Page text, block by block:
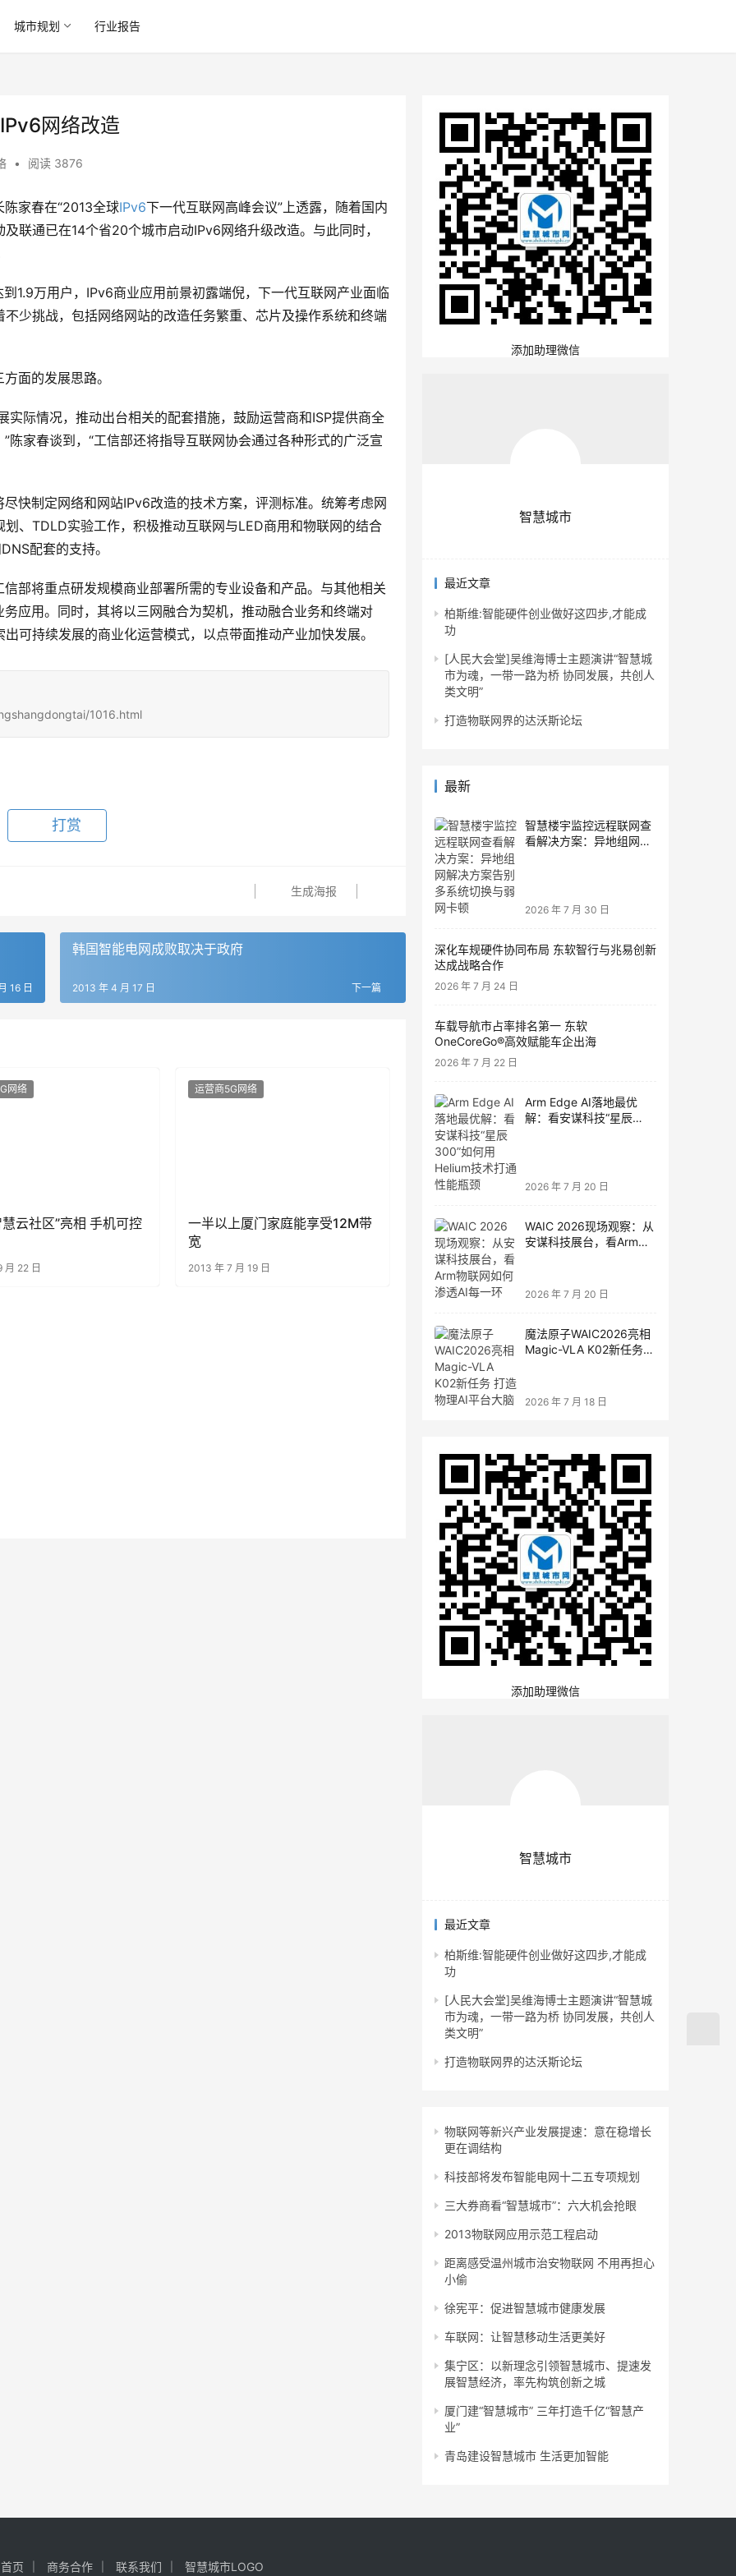
城市规划 行业报告
网络改造
• 阅读 3876
家春在“2013全球IPv6下一代互联网高峰会议”上透露，随着国内
及联通已在14个省20个城市启动IPv6网络升级改造。与此同时，
1.9万用户，IPv6商业应用前景初露端倪，下一代互联网产业面临
少挑战，包括网络网站的改造任务繁重、芯片及操作系统和终端
面的发展思路。
实际情况，推动出台相关的配套措施，鼓励运营商和ISP提供商全
陈家春谈到，“工信部还将指导互联网协会通过各种形式的广泛宣
快制定网络和网站IPv6改造的技术方案，评测标准。统筹考虑网
、TDLD实验工作，积极推动互联网与LED商用和物联网的结合
配套的支持。
部将重点研发规模商业部署所需的专业设备和产品。与其他相关
应用。同时，其将以三网融合为契机，推动融合业务和终端对
可持续发展的商业化运营模式，以点带面推动产业加快发展。
1016.html
打赏
生成海报
16 日
韩国智能电网成败取决于政府
下一篇
2013 年 4 月 17 日
网络
慧云社区”亮相 手机可控
月 22 日
运营商5G网络
一半以上厦门家庭能享受12M带
宽
2013 年 7 月 19 日
添加助理微信
智慧城市
最近文章
柏斯维:智能硬件创业做好这四步,才能成
功
[人民大会堂]吴维海博士主题演讲“智慧城
市为魂，一带一路为桥 协同发展，共创人
类文明”
打造物联网界的达沃斯论坛
最新
智慧楼宇监控远程联网查
看解决方案：异地组网解
2026 年 7 月 30 日
深化车规硬件协同布局 东软智行与兆易创新
达成战略合作
2026 年 7 月 24 日
车载导航市占率排名第一 东软
OneCoreGo®高效赋能车企出海
2026 年 7 月 22 日
Arm Edge AI落地最优
解：看安谋科技“星辰
2026 年 7 月 20 日
WAIC 2026现场观察：从
安谋科技展台，看Arm物
2026 年 7 月 20 日
魔法原子WAIC2026亮相
Magic-VLA K02新任务
2026 年 7 月 18 日
添加助理微信
智慧城市
最近文章
柏斯维:智能硬件创业做好这四步,才能成
功
[人民大会堂]吴维海博士主题演讲“智慧城
市为魂，一带一路为桥 协同发展，共创人
类文明”
打造物联网界的达沃斯论坛
物联网等新兴产业发展提速：意在稳增长
更在调结构
科技部将发布智能电网十二五专项规划
三大券商看“智慧城市”：六大机会抢眼
2013物联网应用示范工程启动
距离感受温州城市治安物联网 不用再担心
小偷
徐宪平：促进智慧城市健康发展
车联网：让智慧移动生活更美好
集宁区：以新理念引领智慧城市、提速发
展智慧经济，率先构筑创新之城
厦门建“智慧城市” 三年打造千亿“智慧产
业”
青岛建设智慧城市 生活更加智能
首页 商务合作 联系我们 智慧城市LOGO